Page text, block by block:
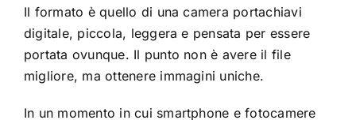
Il formato è quello di una camera portachiavi
digitale, piccola, leggera e pensata per essere
portata ovunque. Il punto non è avere il file
migliore, ma ottenere immagini uniche.
In un momento in cui smartphone e fotocamere